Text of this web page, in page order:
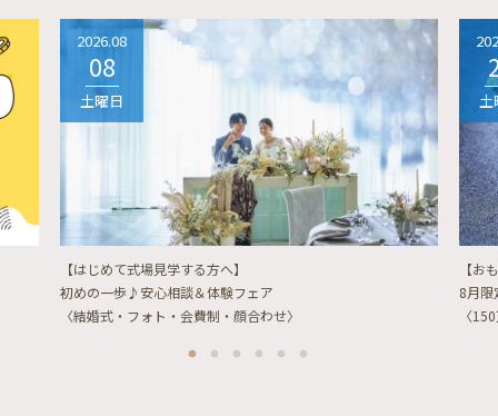
2026.08
08
土曜日
【はじめて式場見学する方へ】
初めの一歩♪安心相談＆体験フェア
〈結婚式・フォト・会費制・顔合わせ〉
土
【お
8月限
〈